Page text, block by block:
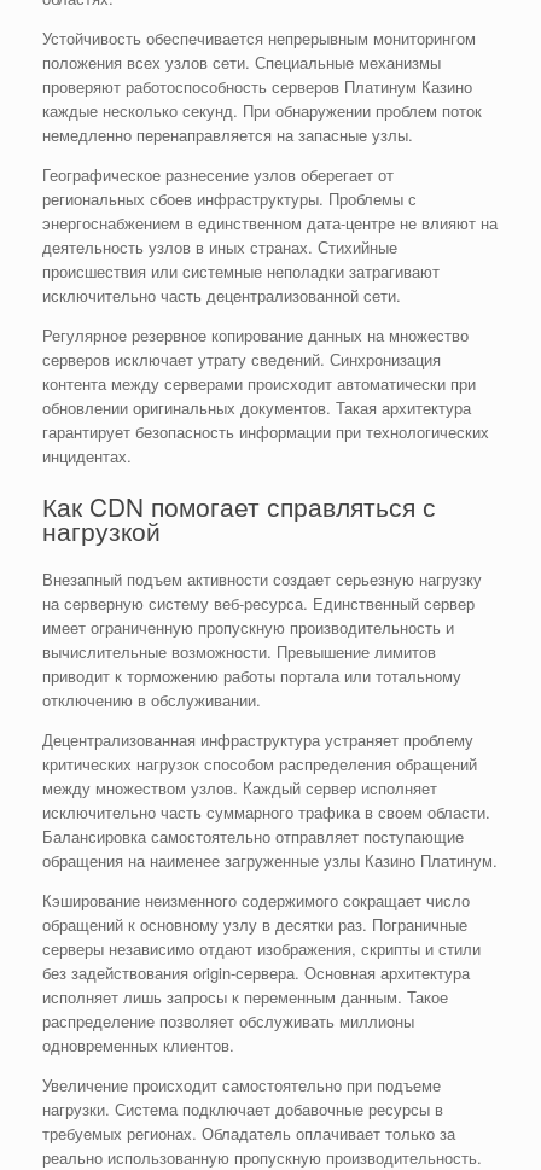
Устойчивость обеспечивается непрерывным мониторингом
положения всех узлов сети. Специальные механизмы
проверяют работоспособность серверов Платинум Казино
каждые несколько секунд. При обнаружении проблем поток
немедленно перенаправляется на запасные узлы.
Географическое разнесение узлов оберегает от
региональных сбоев инфраструктуры. Проблемы с
энергоснабжением в единственном дата-центре не влияют на
деятельность узлов в иных странах. Стихийные
происшествия или системные неполадки затрагивают
исключительно часть децентрализованной сети.
Регулярное резервное копирование данных на множество
серверов исключает утрату сведений. Синхронизация
контента между серверами происходит автоматически при
обновлении оригинальных документов. Такая архитектура
гарантирует безопасность информации при технологических
инцидентах.
Как CDN помогает справляться с
нагрузкой
Внезапный подъем активности создает серьезную нагрузку
на серверную систему веб-ресурса. Единственный сервер
имеет ограниченную пропускную производительность и
вычислительные возможности. Превышение лимитов
приводит к торможению работы портала или тотальному
отключению в обслуживании.
Децентрализованная инфраструктура устраняет проблему
критических нагрузок способом распределения обращений
между множеством узлов. Каждый сервер исполняет
исключительно часть суммарного трафика в своем области.
Балансировка самостоятельно отправляет поступающие
обращения на наименее загруженные узлы Казино Платинум.
Кэширование неизменного содержимого сокращает число
обращений к основному узлу в десятки раз. Пограничные
серверы независимо отдают изображения, скрипты и стили
без задействования origin-сервера. Основная архитектура
исполняет лишь запросы к переменным данным. Такое
распределение позволяет обслуживать миллионы
одновременных клиентов.
Увеличение происходит самостоятельно при подъеме
нагрузки. Система подключает добавочные ресурсы в
требуемых регионах. Обладатель оплачивает только за
реально использованную пропускную производительность.